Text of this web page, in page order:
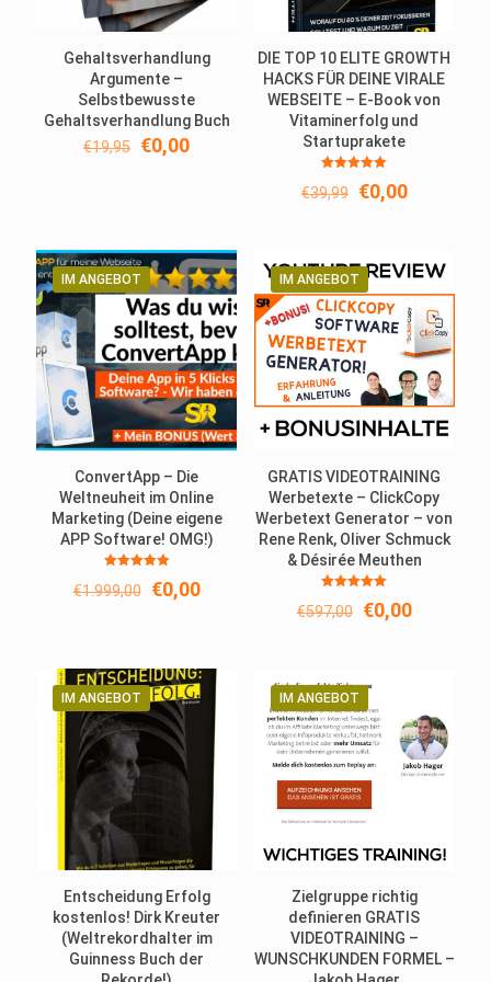
Gehaltsverhandlung
Argumente –
Selbstbewusste
Gehaltsverhandlung Buch
€19,95 Ursprünglicher
Preis
€0,00Aktueller
DIE TOP 10 ELITE GROWTH
HACKS FÜR DEINE VIRALE
WEBSEITE – E-Book von
Vitaminerfolg und
Startuprakete
mit
€39,99 Ursprünglicher
Preis
€0,00Aktueller
IM ANGEBOT
ConvertApp – Die
Weltneuheit im Online
Marketing (Deine eigene
APP Software! OMG!)
mit
€1.999,00
Ursprünglicher
€0,00Aktueller
IM ANGEBOT
GRATIS VIDEOTRAINING
Werbetexte – ClickCopy
Werbetext Generator – von
Rene Renk, Oliver Schmuck
& Désirée Meuthen
mit
€597,00 Ursprünglicher
€0,00Aktueller
IM ANGEBOT
Entscheidung Erfolg
kostenlos! Dirk Kreuter
(Weltrekordhalter im
Guinness Buch der
IM ANGEBOT
Zielgruppe richtig
definieren GRATIS
VIDEOTRAINING –
WUNSCHKUNDEN FORMEL –